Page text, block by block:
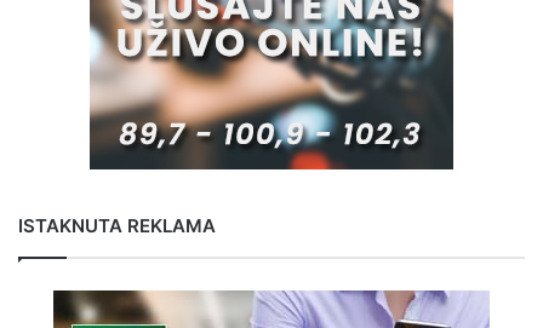
ISTAKNUTA REKLAMA